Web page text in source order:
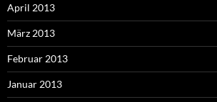
April 2013
März 2013
Februar 2013
Januar 2013